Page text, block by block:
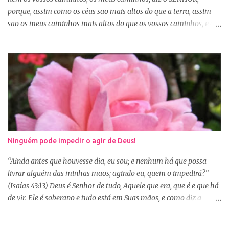
porque, assim como os céus são mais altos do que a terra, assim
são os meus caminhos mais altos do que os vossos caminhos, e os
poderemos ser surpreendidos ou decepcionados com a maneira de
Deus agir. Deus não age conforme a ótica humana. Às vezes
pedimos algo a Deus sem saber se é a vontade d’Ele para nossa
vida, claro que podemos pedir, mas a vontade de Deus sempre
prevalecerá. Nem sempre, a nossa vontade é a vontade de Deus,
mas a Palavra nos garante que os caminhos e os pensamentos de
Deus são bem maiores que os nossos, se é assim, fiquemos
tranquilas, pois tudo que vem de Deus é bom. Porém, se Deus
entregar o governo da nossa vida a nós, ou seja, deixar que a nossa
vontade prevaleça, vamos acabar infelizes e frustradas, porque só
Ele sabe o que...
Ninguém pode impedir o agir de Deus!
“Ainda antes que houvesse dia, eu sou; e nenhum há que possa
livrar alguém das minhas mãos; agindo eu, quem o impedirá?”
(Isaías 43:13) Deus é Senhor de tudo, Aquele que era, que é e que há
de vir. Ele é soberano e tudo está em Suas mãos, e como diz a